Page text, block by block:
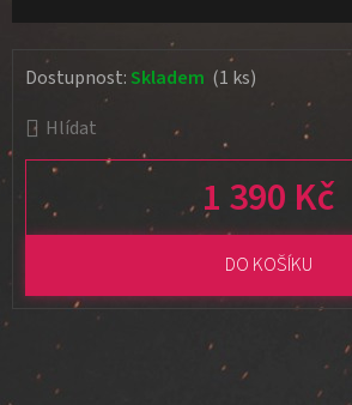
Hlídat
1 390 Kč
Měrná cena:
DO KOŠÍKU
Dostupnost:Skladem (1 ks)